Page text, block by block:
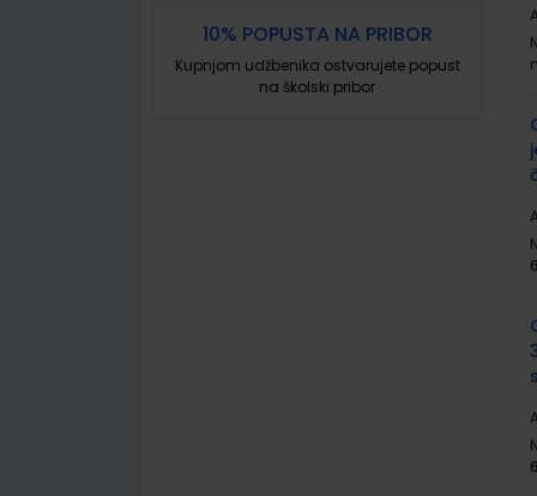
10% POPUSTA NA PRIBOR
Kupnjom udžbenika ostvarujete popust
na školski pribor